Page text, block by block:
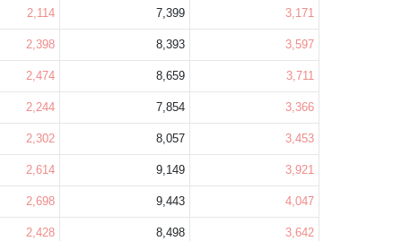
2,114 7,399 3,171
2,398 8,393 3,597
2,474 8,659 3,711
2,244 7,854 3,366
2,302 8,057 3,453
2,614 9,149 3,921
2,698 9,443 4,047
2,428 8,498 3,642